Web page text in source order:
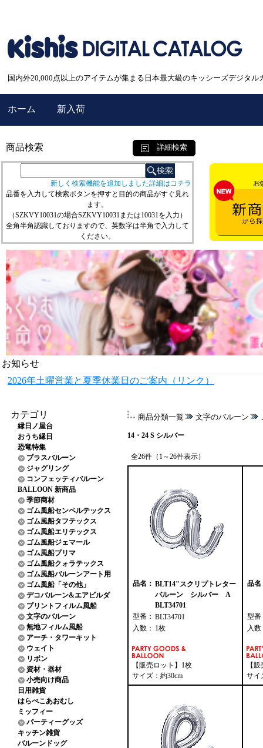
国内外20,000点以上のアイテムが集まる日本最大級のキッシーズデジタル
ホーム 新入荷
商品検索 詳細検索
新しく検索機能を追加しました詳細はコチラ
品番を入力して検索ボタンを押すと目的の商品がすぐ見れ
ます。
（SZKVY10031の場合SZKVY10031または10031を入力）
全角半角認識しておりますので、英数字は半角で入力して
ください。
お知らせ
2026年土曜営業と夏季休業日のご案内（リンク）
カテゴリ
縁日ノ屋台
おうち縁日
恐竜特集
プラスバルーン
ジャグリング
コンフェッティバルーン
BALLOON 新商品
季節商材
ゴム風船センペルテックス
ゴム風船タフテックス
ゴム風船エリテックス
ゴム風船ジェマール
ゴム風船プリマ
ゴム風船クォラテックス
ゴム風船バルーンアート用
ゴム風船「その他」
デコバルーン&エアビルダ
プリントフィルム風船
文字のバルーン
無地フィルム風船
アーチ・タワーキット
ウェイト
リボン
資材・器材
小売向け商品
日用雑貨
はらぺこあおむし
ミッフィー
パーティーグッズ
キッチン雑貨
バルーンドッグ
商品分類一覧 文字のバルーン
14・24 S シルバー
全26件（1～26件表示）
品名： BLT14"スクリプトレター
バルーン シルバー A
BLT34701
型番： BLT34701
入数： 1枚
【販売ロット】1枚
サイズ：約30cm
品名
型番
入数
【
サイ